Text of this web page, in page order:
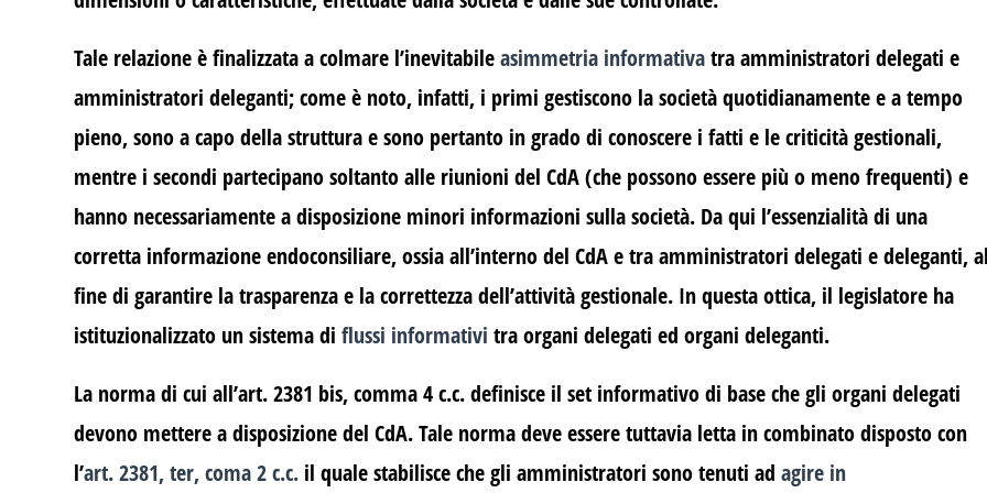
Tale relazione è finalizzata a colmare l’inevitabileasimmetria informativatra amministratori delegati e
amministratori deleganti; come è noto, infatti, i primi gestiscono la società quotidianamente e a tempo
pieno, sono a capo della struttura e sono pertanto in grado di conoscere i fatti e le criticità gestionali,
mentre i secondi partecipano soltanto alle riunioni del CdA (che possono essere più o meno frequenti) e
hanno necessariamente a disposizione minori informazioni sulla società. Da qui l’essenzialità di una
corretta informazione endoconsiliare, ossia all’interno del CdA e tra amministratori delegati e deleganti,
fine di garantire la trasparenza e la correttezza dell’attività gestionale. In questa ottica, il legislatore ha
istituzionalizzato un sistema di flussi informativi tra organi delegati ed organi deleganti.
La norma di cui all’art. 2381 bis, comma 4 c.c. definisce il set informativo di base che gli organi delegati
devono mettere a disposizione del CdA. Tale norma deve essere tuttavia letta in combinato disposto con
l’art. 2381, ter, coma 2 c.c. il quale stabilisce che gli amministratori sono tenuti ad agire in